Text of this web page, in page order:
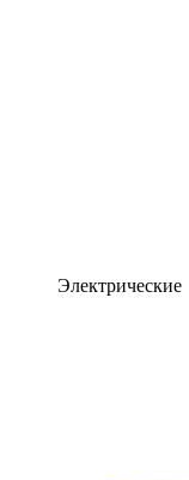
Электрические